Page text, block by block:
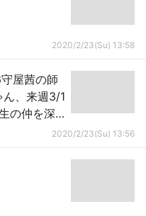
2020/2/23(Su) 13:58
屋茜の師
、来週3/1
の仲を深
へ
2020/2/23(Su) 13:56